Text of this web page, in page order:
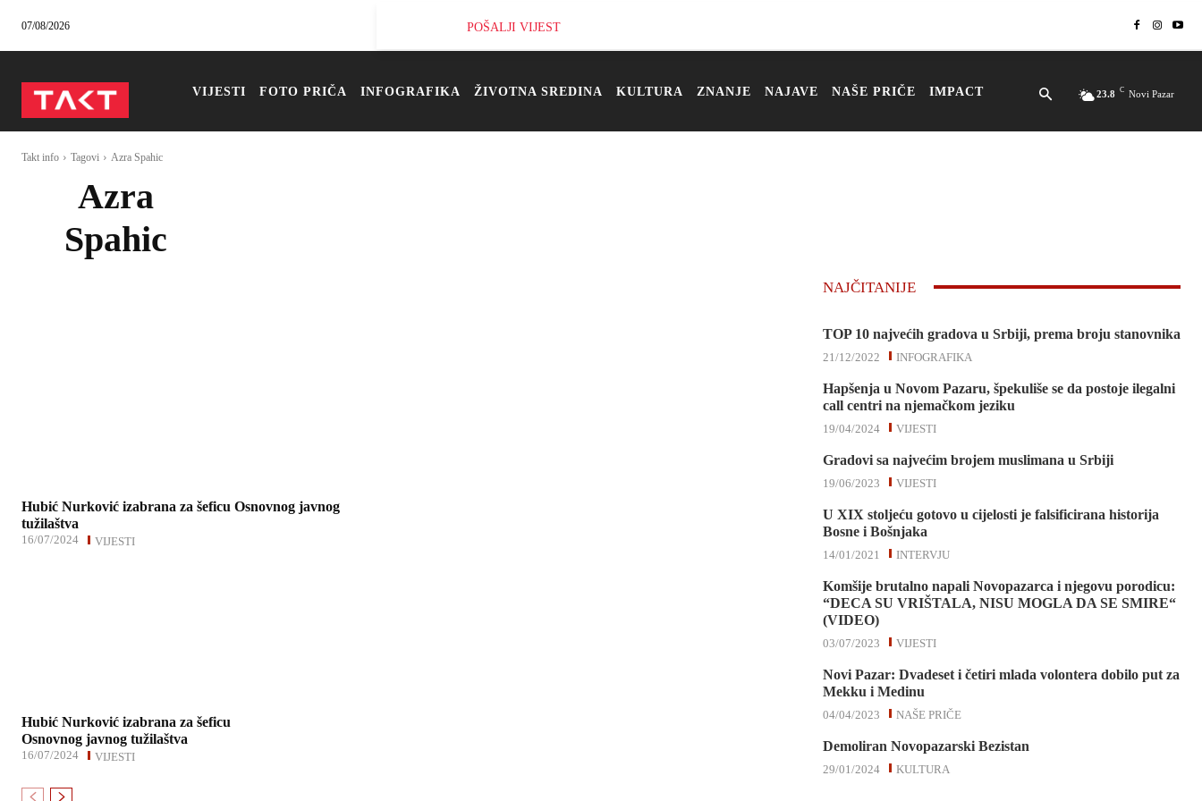
07/08/2026 POŠALJI VIJEST
VIJESTI FOTO PRIČA INFOGRAFIKA ŽIVOTNA SREDINA KULTURA ZNANJE NAJAVE NAŠE PRIČE IMPACT 23.8 C Novi Pazar
Takt info Tagovi Azra Spahic
Azra
Spahic
Hubić Nurković izabrana za šeficu Osnovnog javnog
tužilaštva
VIJESTI
16/07/2024
Hubić Nurković izabrana za šeficu
Osnovnog javnog tužilaštva
VIJESTI
16/07/2024
NAJČITANIJE
TOP 10 najvećih gradova u Srbiji, prema broju stanovnika
INFOGRAFIKA
21/12/2022
Hapšenja u Novom Pazaru, špekuliše se da postoje ilegalni
call centri na njemačkom jeziku
VIJESTI
19/04/2024
Gradovi sa najvećim brojem muslimana u Srbiji
VIJESTI
19/06/2023
U XIX stoljeću gotovo u cijelosti je falsificirana historija
Bosne i Bošnjaka
INTERVJU
14/01/2021
Komšije brutalno napali Novopazarca i njegovu porodicu:
“DECA SU VRIŠTALA, NISU MOGLA DA SE SMIRE“
(VIDEO)
VIJESTI
03/07/2023
Novi Pazar: Dvadeset i četiri mlada volontera dobilo put za
Mekku i Medinu
NAŠE PRIČE
04/04/2023
Demoliran Novopazarski Bezistan
KULTURA
29/01/2024